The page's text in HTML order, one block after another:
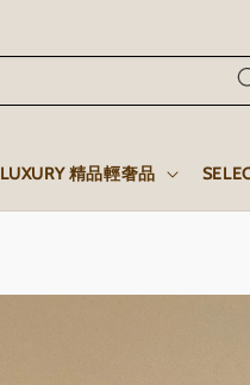
LUXURY 精品輕奢品